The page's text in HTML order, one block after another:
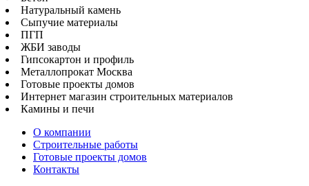
Натуральный камень
Сыпучие материалы
ПГП
ЖБИ заводы
Гипсокартон и профиль
Металлопрокат Москва
Готовые проекты домов
Интернет магазин строительных материалов
Камины и печи
О компании
Строительные работы
Готовые проекты домов
Контакты